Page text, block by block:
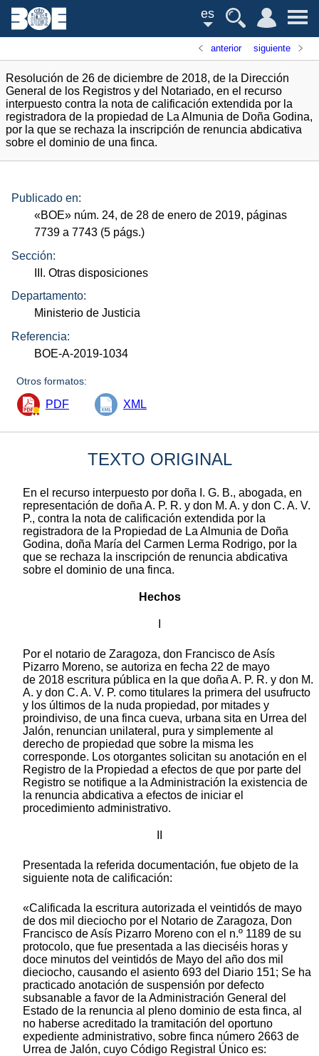
es
anterior siguiente
Resolución de 26 de diciembre de 2018, de la Dirección
General de los Registros y del Notariado, en el recurso
interpuesto contra la nota de calificación extendida por la
registradora de la propiedad de La Almunia de Doña Godina,
por la que se rechaza la inscripción de renuncia abdicativa
sobre el dominio de una finca.
Publicado en:
«BOE» núm. 24, de 28 de enero de 2019, páginas
7739 a 7743 (5 págs.)
Sección:
III. Otras disposiciones
Departamento:
Ministerio de Justicia
Referencia:
BOE-A-2019-1034
Otros formatos:
PDF XML
TEXTO ORIGINAL
En el recurso interpuesto por doña I. G. B., abogada, en
representación de doña A. P. R. y don M. A. y don C. A. V.
P., contra la nota de calificación extendida por la
registradora de la Propiedad de La Almunia de Doña
Godina, doña María del Carmen Lerma Rodrigo, por la
que se rechaza la inscripción de renuncia abdicativa
sobre el dominio de una finca.
Hechos
Por el notario de Zaragoza, don Francisco de Asís
Pizarro Moreno, se autoriza en fecha 22 de mayo
de 2018 escritura pública en la que doña A. P. R. y don M.
A. y don C. A. V. P. como titulares la primera del usufructo
y los últimos de la nuda propiedad, por mitades y
proindiviso, de una finca cueva, urbana sita en Urrea del
Jalón, renuncian unilateral, pura y simplemente al
derecho de propiedad que sobre la misma les
corresponde. Los otorgantes solicitan su anotación en el
Registro de la Propiedad a efectos de que por parte del
Registro se notifique a la Administración la existencia de
la renuncia abdicativa a efectos de iniciar el
procedimiento administrativo.
Presentada la referida documentación, fue objeto de la
siguiente nota de calificación:
«Calificada la escritura autorizada el veintidós de mayo
de dos mil dieciocho por el Notario de Zaragoza, Don
Francisco de Asís Pizarro Moreno con el n.º 1189 de su
protocolo, que fue presentada a las dieciséis horas y
doce minutos del veintidós de Mayo del año dos mil
dieciocho, causando el asiento 693 del Diario 151; Se ha
practicado anotación de suspensión por defecto
subsanable a favor de la Administración General del
Estado de la renuncia al pleno dominio de esta finca, al
no haberse acreditado la tramitación del oportuno
expediente administrativo, sobre finca número 2663 de
Urrea de Jalón, cuyo Código Registral Único es: